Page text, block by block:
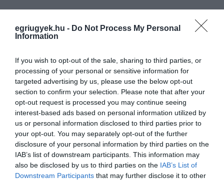
egriugyek.hu - Do Not Process My Personal
Information
If you wish to opt-out of the sale, sharing to third parties, or
processing of your personal or sensitive information for
targeted advertising by us, please use the below opt-out
section to confirm your selection. Please note that after your
opt-out request is processed you may continue seeing
interest-based ads based on personal information utilized by
us or personal information disclosed to third parties prior to
your opt-out. You may separately opt-out of the further
disclosure of your personal information by third parties on the
IAB’s list of downstream participants. This information may
also be disclosed by us to third parties on the IAB’s List of
Downstream Participants that may further disclose it to other
Ne maradjon le a legfrissebb hírekről, kövessen
bennünket az EGRI ÜGYEK Google Hírek oldalán!
VISSZA A FŐOLDALRA